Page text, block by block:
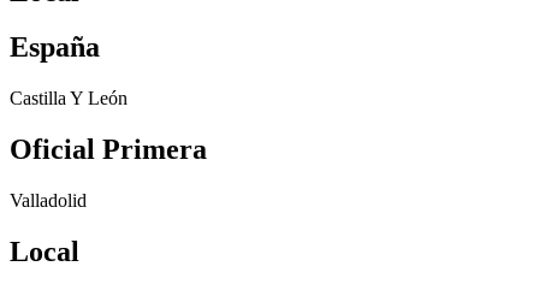
España
Castilla Y León
Oficial Primera
Valladolid
Local